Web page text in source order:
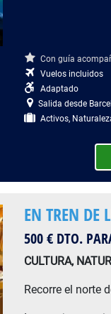
Con guía
Vuelos incluidos
Adaptado
Salida desde
Activos,
EN TREN DE
500 € DTO.
CULTURA,
Recorre el norte